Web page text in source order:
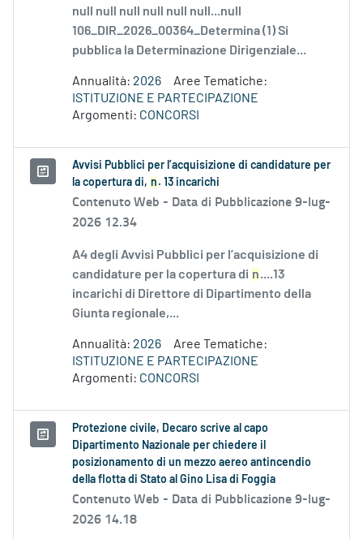
null null null null null null...null
106_DIR_2026_00364_Determina (1) Si
pubblica la Determinazione Dirigenziale...
Annualità: 2026
Aree Tematiche:
ISTITUZIONE E PARTECIPAZIONE
Argomenti: CONCORSI
Avvisi Pubblici per l’acquisizione di candidature per
la copertura di, n . 13 incarichi
Contenuto Web - Data di Pubblicazione 9-lug-
2026 12.34
A4 degli Avvisi Pubblici per l’acquisizione di
candidature per la copertura di n....13
incarichi di Direttore di Dipartimento della
Giunta regionale,...
Annualità: 2026
Aree Tematiche:
ISTITUZIONE E PARTECIPAZIONE
Argomenti: CONCORSI
Protezione civile, Decaro scrive al capo
Dipartimento Nazionale per chiedere il
posizionamento di un mezzo aereo antincendio
della flotta di Stato al Gino Lisa di Foggia
Contenuto Web - Data di Pubblicazione 9-lug-
2026 14.18